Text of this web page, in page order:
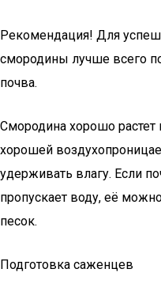
Рекомендация! Для
смородины лучше всего
почва.
Смородина хорошо растет
хорошей
удерживать влагу. Если
пропускает воду, её
песок.
Подготовка саженцев